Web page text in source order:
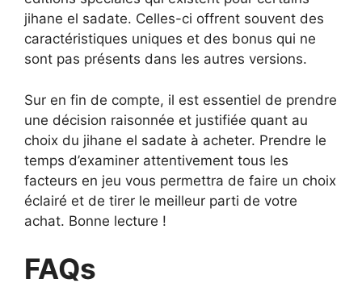
jihane el sadate. Celles-ci offrent souvent des
caractéristiques uniques et des bonus qui ne
sont pas présents dans les autres versions.
Sur en fin de compte, il est essentiel de prendre
une décision raisonnée et justifiée quant au
choix du jihane el sadate à acheter. Prendre le
temps d’examiner attentivement tous les
facteurs en jeu vous permettra de faire un choix
éclairé et de tirer le meilleur parti de votre
achat. Bonne lecture !
FAQs